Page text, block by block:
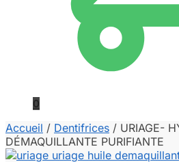
0
Accueil / Dentifrices / URIAGE-
DÉMAQUILLANTE PURIFIANTE